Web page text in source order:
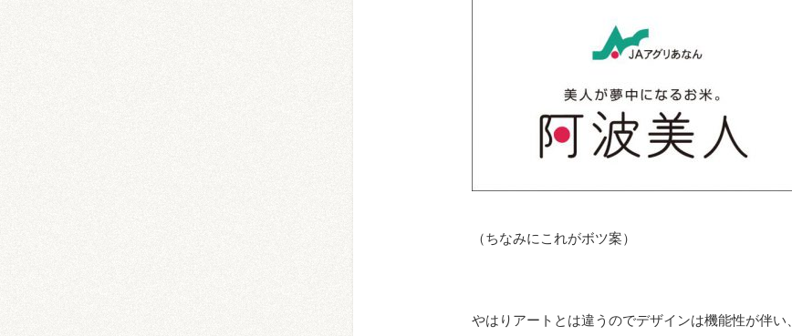
（ちなみにこれがボツ案）
やはりアートとは違うのでデザインは機能性が伴い、